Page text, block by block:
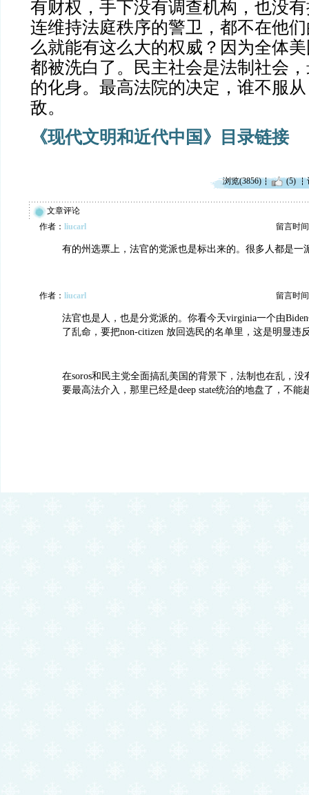
有财权，手下没有调查机构，也没
连维持法庭秩序的警卫，都不在他
么就能有这么大的权威？因为全体
都被洗白了。民主社会是法制社会
的化身。最高法院的决定，谁不服
敌。
《现代文明和近代中国》目录链接
浏览(3856) (5)
文章评论
作者： liucarl 留言时
有的州选票上，法官的党派也是标出来的。很多人都是一
作者： liucarl 留言时
法官也是人，也是分党派的。你看今天virginia一个由
了乱命，要把non-citizen 放回选民的名单里，这是明显违
在soros和民主党全面搞乱美国的背景下，法制也在乱，没
要最高法介入，那里已经是deep state统治的地盘了，不能